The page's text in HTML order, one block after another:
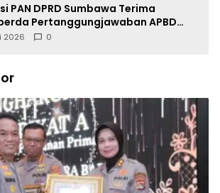
PAN DPRD Sumbawa Terima
Pertanggungjawaban APBD
Soroti SILPA Rp201,68 Miliar dan
2026 0